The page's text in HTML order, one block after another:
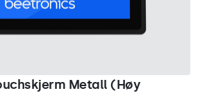
Metall (Høy